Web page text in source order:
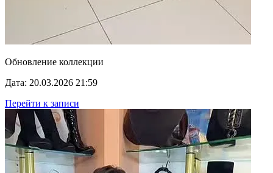
Обновление коллекции
Дата: 20.03.2026 21:59
Перейти к записи